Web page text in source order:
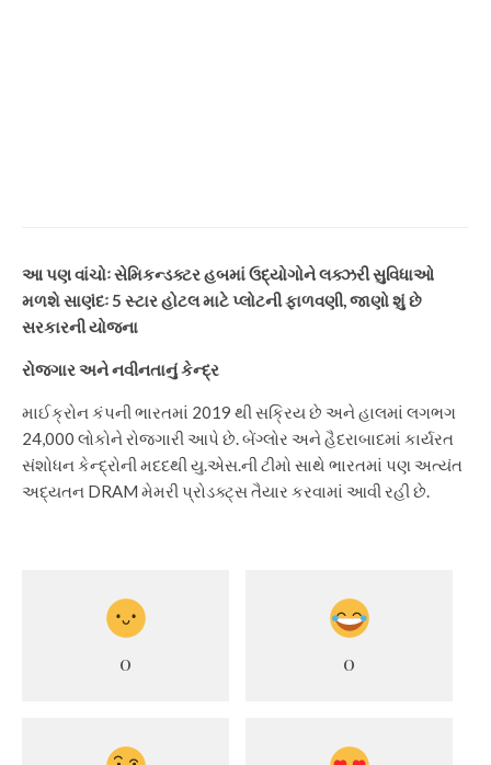
આ પણ વાંચોઃ સેમિકન્ડક્ટર હબમાં ઉદ્યોગોને લક્ઝરી સુવિધાઓ
મળશે સાણંદઃ 5 સ્ટાર હોટલ માટે પ્લોટની ફાળવણી, જાણો શું છે
સરકારની યોજના
રોજગાર અને નવીનતાનું કેન્દ્ર
માઈક્રોન કંપની ભારતમાં 2019 થી સક્રિય છે અને હાલમાં લગભગ
24,000 લોકોને રોજગારી આપે છે. બેંગ્લોર અને હૈદરાબાદમાં કાર્યરત
સંશોધન કેન્દ્રોની મદદથી યુ.એસ.ની ટીમો સાથે ભારતમાં પણ અત્યંત
અદ્યતન DRAM મેમરી પ્રોડક્ટ્સ તૈયાર કરવામાં આવી રહી છે.
0 0